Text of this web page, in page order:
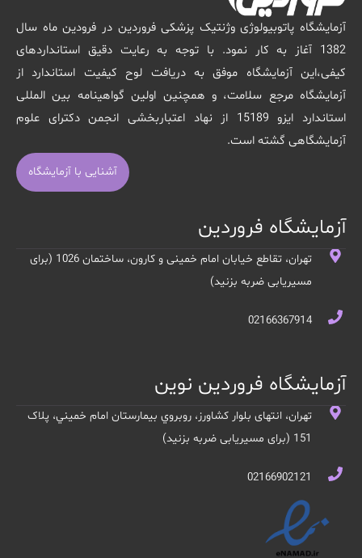
آزمایشگاه پاتوبیولوژی وژنتیک پزشکی فروردین در فرودین ماه سال
1382 آغاز به کار نمود. با توجه به رعایت دقیق استانداردهای
کیفی،این آزمایشگاه موفق به دریافت لوح کیفیت استاندارد از
آزمایشگاه مرجع سلامت، و همچنین اولین گواهینامه بین المللی
استاندارد ایزو 15189 از نهاد اعتباربخشی انجمن دکترای علوم
آزمایشگاهی گشته است.
آشنایی با آزمایشگاه
آزمایشگاه فروردین
تهران، تقاطع خیابان امام خمینی و کارون، ساختمان 1026 (برای
مسیریابی ضربه بزنید)
02166367914
آزمایشگاه فروردین نوین
تهران، انتهای بلوار کشاورز، روبروي بيمارستان امام خميني، پلاک
151 (برای مسیریابی ضربه بزنید)
02166902121